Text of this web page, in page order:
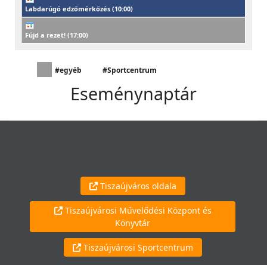
Labdarúgó edzőmérkőzés (10:00)
Fújd a rezet! (17:00)
#egyéb #Sportcentrum
Eseménynaptár
Tiszaújváros oldala
Tiszaújvárosi Művelődési Központ és
Könyvtár
Tiszaújvárosi Sportcentrum